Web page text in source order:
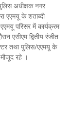
अधीक्षक नगर
एएमयू के शताब्दी
परिसर में कार्यक्रम
एसीएम द्वितीय रंजीत
तथा पुलिस/एएमयू के
रहे ।